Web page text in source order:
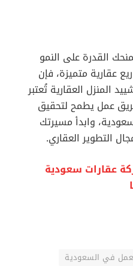
القدرة على النمو
عقارية متميزة، فإن
المنزل العقارية تُعتبر
فريق عمل يطمح لتحقيق
وابدأ مسيرتك
التطوير العقاري.
عقارات سعودية
في السعودية